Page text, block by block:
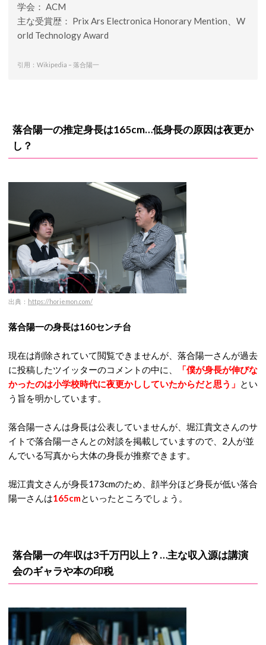
学会： ACM
主な受賞歴： Prix Ars Electronica Honorary Mention、W
orld Technology Award
引用：Wikipedia – 落合陽一
落合陽一の推定身長は165cm…低身長の原因は夜更か
し？
出典： https://horiemon.com/
落合陽一の身長は160センチ台
現在は削除されていて閲覧できませんが、落合陽一さんが過去
に投稿したツイッターのコメントの中に、
「僕が身長が伸びな
かったのは小学校時代に夜更かししていたからだと思う」 とい
う旨を明かしています。
落合陽一さんは身長は公表していませんが、堀江貴文さんのサ
イトで落合陽一さんとの対談を掲載していますので、2人が並
んでいる写真から大体の身長が推察できます。
堀江貴文さんが身長173cmのため、顔半分ほど身長が低い落合
陽一さんは165cmといったところでしょう。
落合陽一の年収は3千万円以上？…主な収入源は講演
会のギャラや本の印税